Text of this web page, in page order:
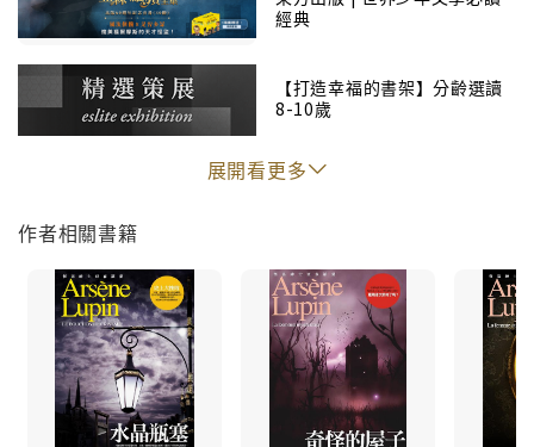
貴、懲治醜惡、匡扶正義。他以紳士的面目出現，專取
中的無政府主義者，既協助警方，也捉弄警方，在參與
破案的過程中，再把大額的贓款收進自己的腰包，並慷
性出現，她們對亞森•羅蘋產生愛慕之情，而他對紅粉
友人也都真心相待，只因種種原因，最後都錯失機會，
未能成眷屬。這樣的結果，不但沒有引起讀者的非議，
反而讓人更傾倒於他的專情。
亞森•羅蘋的迷人丰采經歷百年時光，仍鮮明的活躍在
世人心中，他的名氣實在遠遠的蓋過了創造他的莫理士
經典
【打造幸福的書架】分齡選讀
8-10歲
展開看更多
作者相關書籍